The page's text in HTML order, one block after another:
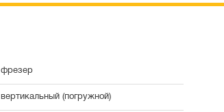
фрезер
вертикальный (погружной)